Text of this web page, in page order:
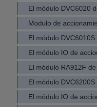
El módulo DVC6020
Modulo de
El módulo
El módulo IO de
El módulo RA912F
El módulo
El módulo IO de